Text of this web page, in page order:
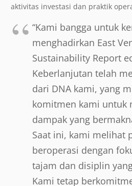
aktivitas investasi dan praktik
“Kami bangga untuk
menghadirkan East
Sustainability Report
Keberlanjutan telah
dari DNA kami, yang
komitmen kami untuk
dampak yang
Saat ini, kami melihat
beroperasi dengan
tajam dan disiplin
Kami tetap